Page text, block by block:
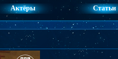
Актёры Статьи